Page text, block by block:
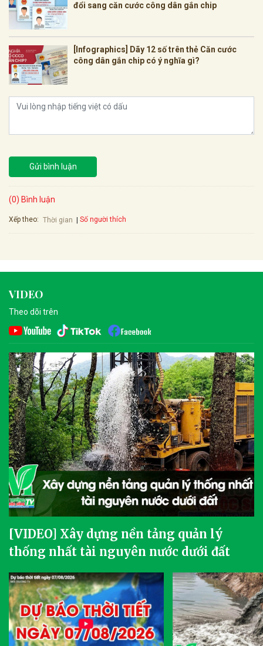
đổi sang căn cước công dân gắn chip
[Infographics] Dãy 12 số trên thẻ Căn cước
công dân gắn chip có ý nghĩa gì?
Gửi bình luận
(0) Bình luận
Xếp theo: Thời gian Số người thích
VIDEO
Theo dõi trên
[VIDEO] Xây dựng nền tảng quản lý
thống nhất tài nguyên nước dưới đất